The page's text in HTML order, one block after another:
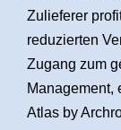
Zulieferer
reduzierten
Zugang zum
Management,
Atlas by